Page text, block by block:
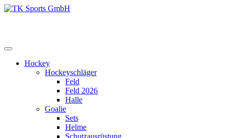
Zum
Hockey
Hockeyschläger
Feld
Feld 2026
Halle
Goalie
Sets
Helme
Schutzausrüstung